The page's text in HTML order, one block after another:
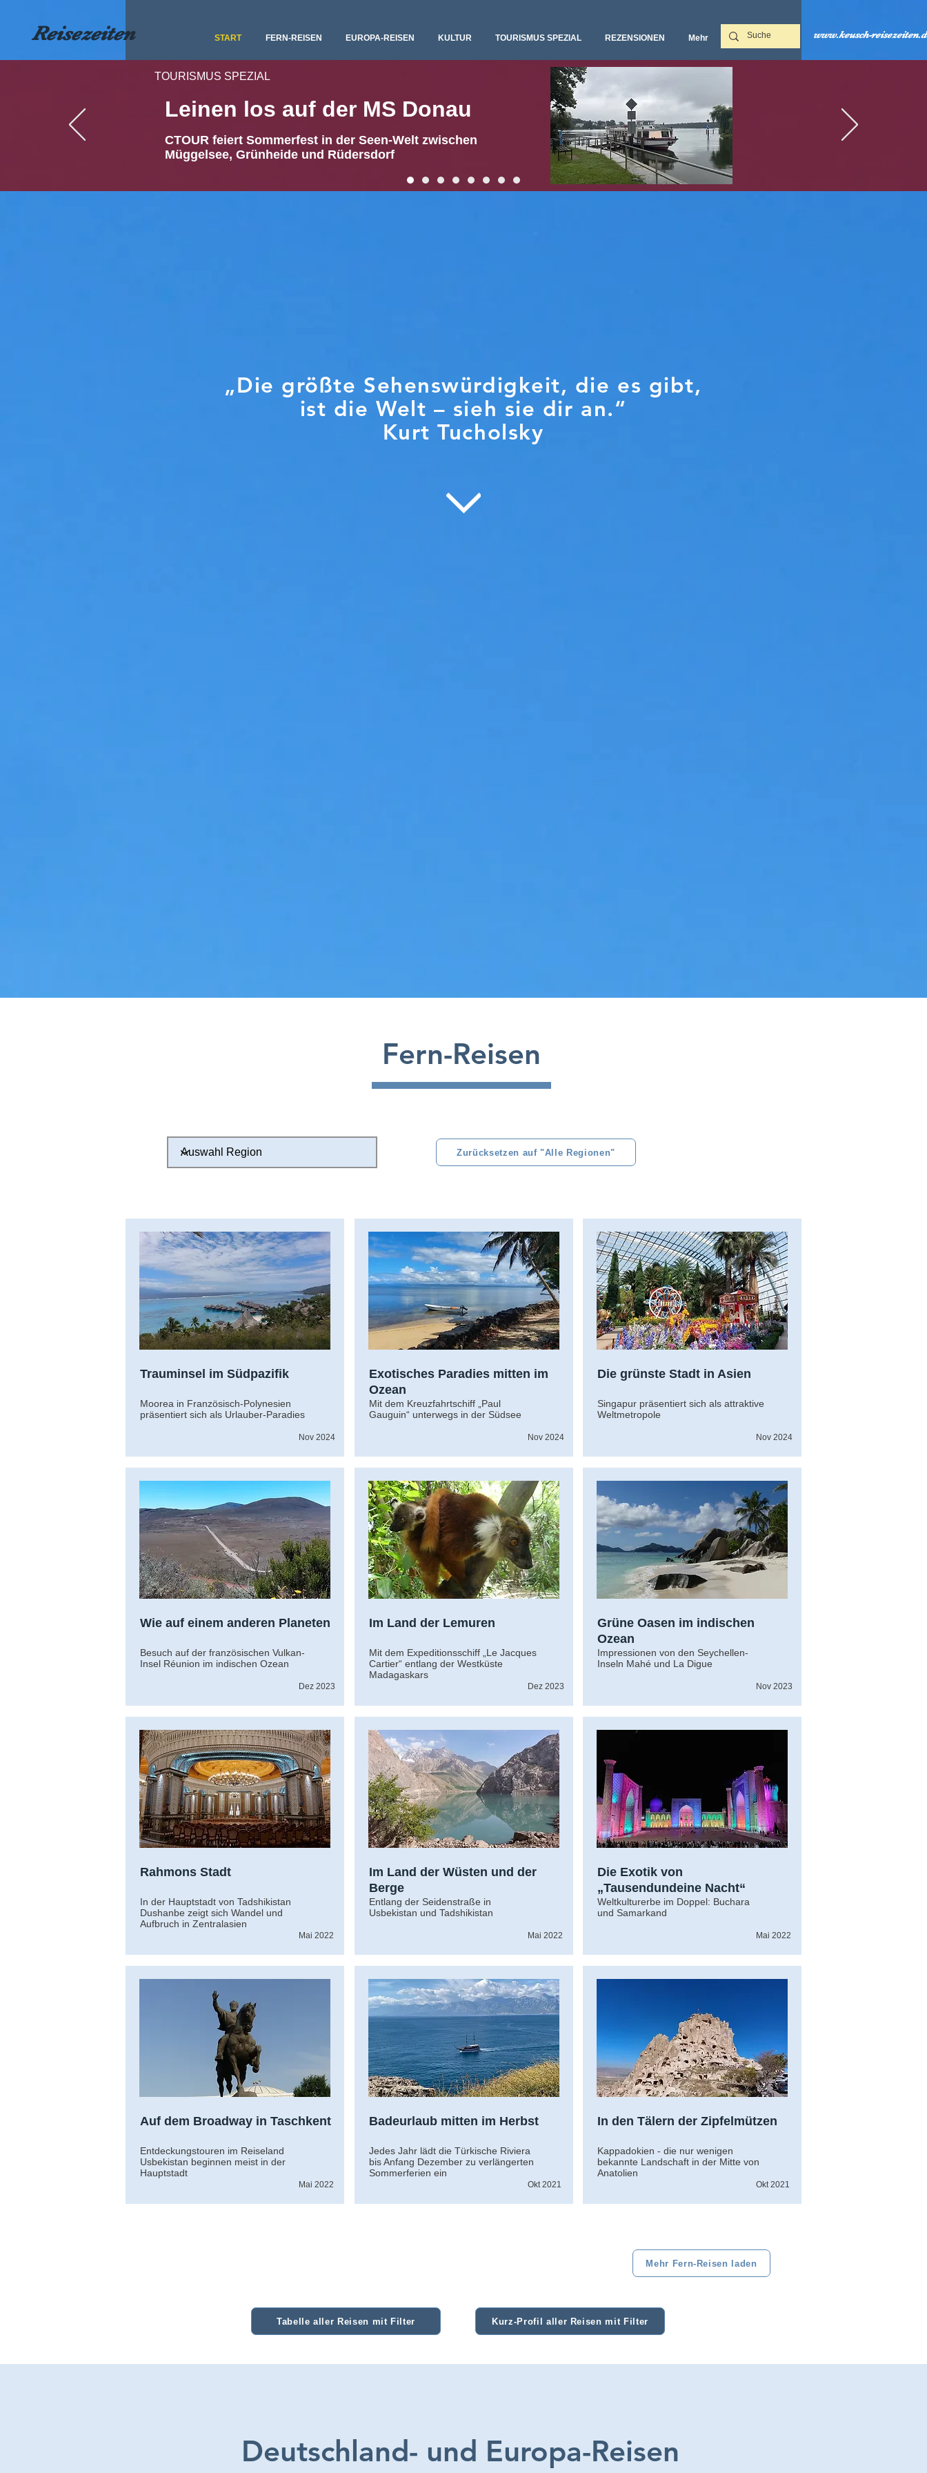
Reisezeiten START FERN-REISEN EUROPA-REISEN KULTUR TOURISMUS SPEZIAL REZENSIONEN Mehr‎ www.keusch-
TOURISMUS SPEZIAL
Leinen los auf der MS Donau
CTOUR feiert Sommerfest in der Seen-Welt zwischen
Müggelsee, Grünheide und Rüdersdorf
„Die größte Sehenswürdigkeit, die es gibt,
ist die Welt – sieh sie dir an.“
Kurt Tucholsky
Fern-Reisen
Zurücksetzen auf "Alle Regionen"
Trauminsel im Südpazifik
Moorea in Französisch-Polynesien
präsentiert sich als Urlauber-Paradies
Nov 2024
Wie auf einem anderen Planeten
Besuch auf der französischen Vulkan-
Insel Réunion im indischen Ozean
Dez 2023
Rahmons Stadt
In der Hauptstadt von Tadshikistan
Dushanbe zeigt sich Wandel und
Aufbruch in Zentralasien
Mai 2022
Auf dem Broadway in Taschkent
Entdeckungstouren im Reiseland
Usbekistan beginnen meist in der
Hauptstadt
Mai 2022
Exotisches Paradies mitten im
Ozean
Mit dem Kreuzfahrtschiff „Paul
Gauguin“ unterwegs in der Südsee
Nov 2024
Im Land der Lemuren
Mit dem Expeditionsschiff „Le Jacques
Cartier“ entlang der Westküste
Madagaskars
Dez 2023
Im Land der Wüsten und der
Berge
Entlang der Seidenstraße in
Usbekistan und Tadshikistan
Mai 2022
Badeurlaub mitten im Herbst
Jedes Jahr lädt die Türkische Riviera
bis Anfang Dezember zu verlängerten
Sommerferien ein
Okt 2021
Die grünste Stadt in Asien
Singapur präsentiert sich als attraktive
Weltmetropole
Nov 2024
Grüne Oasen im indischen
Ozean
Impressionen von den Seychellen-
Inseln Mahé und La Digue
Nov 2023
Die Exotik von
„Tausendundeine Nacht“
Weltkulturerbe im Doppel: Buchara
und Samarkand
Mai 2022
In den Tälern der Zipfelmützen
Kappadokien - die nur wenigen
bekannte Landschaft in der Mitte von
Anatolien
Okt 2021
Mehr Fern-Reisen laden
Tabelle aller Reisen mit Filter Kurz-Profil aller Reisen mit Filter
Deutschland- und Europa-Reisen